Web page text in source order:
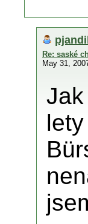
Re: saské
May 31,